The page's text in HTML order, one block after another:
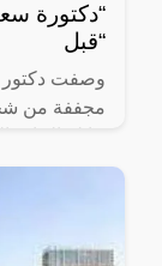
“دكتورة
“قبل
وصفت دكتور
ينمو في